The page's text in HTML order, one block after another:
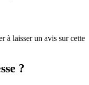
à laisser un avis sur cette
?